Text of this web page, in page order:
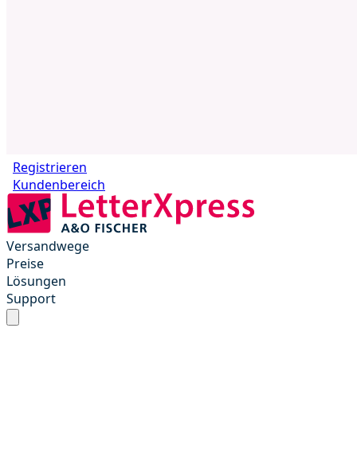
Registrieren
Kundenbereich
Versandwege
Preise
Lösungen
Support